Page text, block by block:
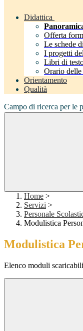
Didattica
Offerta
Le schede
I progetti
Libri di
Orario
Orientamento
Qualità
Campo di ricerca per le
Home >
Servizi >
Personale
Modulistica
Modulistica
Elenco moduli